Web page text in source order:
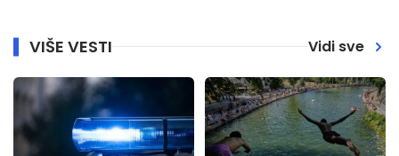
VIŠE VESTI Vidi sve